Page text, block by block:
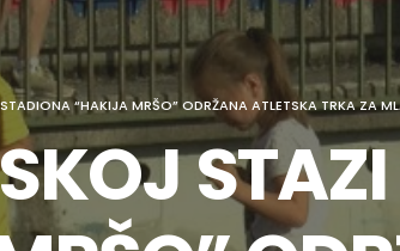
“HAKIJA MRŠO” ODRŽANA ATLETSKA TRKA ZA